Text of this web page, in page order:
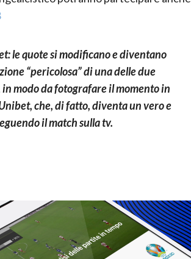
calcistico potranno partecipare anche
le quote si modificano e diventano
“pericolosa” di una delle due
modo da fotografare il momento in
che, di fatto, diventa un vero e
il match sulla tv.